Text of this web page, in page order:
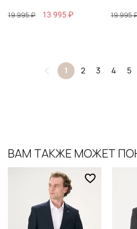
19 995 ₽ 13 995 ₽ 19 995
1 2 3 4 5
ВАМ ТАКЖЕ МОЖЕТ